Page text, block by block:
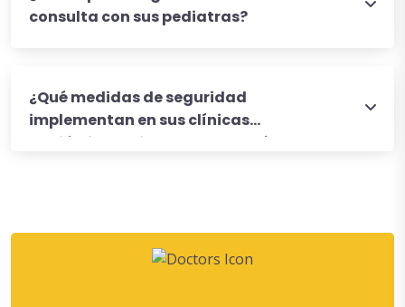
consulta con sus pediatras?
¿Qué medidas de seguridad
implementan en sus clínicas
pediátricas privadas en Torreón?